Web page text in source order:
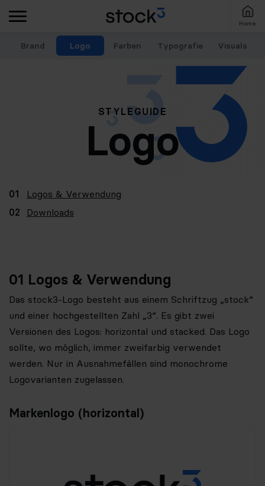
Home
Brand Logo Farben Typografie Visuals
STYLEGUIDE
Logo
01
Logos & Verwendung
02
Downloads
01 Logos & Verwendung
Das stock3-Logo besteht aus einem Schriftzug „stock“
und einer hochgestellten Zahl „3“. Es gibt zwei
Versionen des Logos: horizontal und stacked. Das Logo
sollte, wo möglich, immer zweifarbig verwendet
werden. Nur in Ausnahmefällen sind monochrome
Logovarianten zugelassen.
Markenlogo (horizontal)